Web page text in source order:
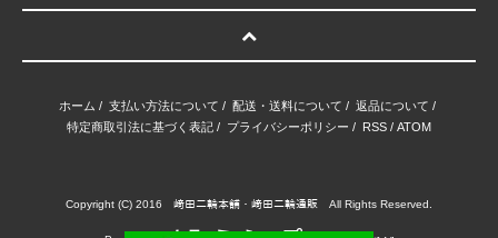
ホーム / 支払い方法について / 配送・送料について / 返品について /
特定商取引法に基づく表記 / プライバシーポリシー / RSS / ATOM
Copyright (C) 2016 﨑田二輪本舗・﨑田二輪通販 All Rights Reserved.